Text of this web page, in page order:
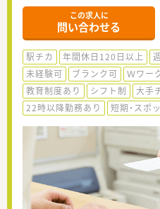
この求人に
問い合わせる
駅チカ 年間休日120日以上
未経験可
ブランク可 Ｗワー
教育制度あり
シフト制 大手
22時以降勤務あり
短期・スポ